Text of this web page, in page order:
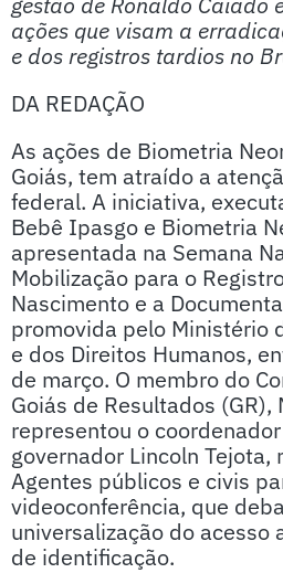
ações que visam a
e dos registros tardios no
DA REDAÇÃO
As ações de Biometria
Goiás, tem atraído a
federal. A iniciativa,
Bebê Ipasgo e Biometria
apresentada na Semana
Mobilização para o
Nascimento e a
promovida pelo Ministério
e dos Direitos Humanos,
de março. O membro do
Goiás de Resultados (GR),
representou o
governador Lincoln Tejota,
Agentes públicos e civis
videoconferência, que
universalização do acesso
de identificação.